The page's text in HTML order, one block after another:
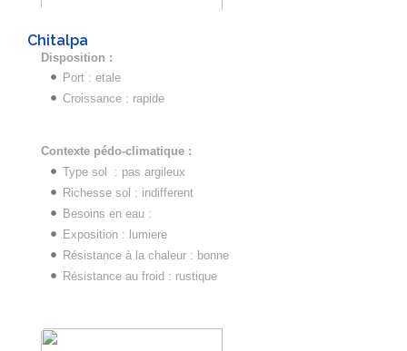
Chitalpa
Disposition :
Port : etale
Croissance : rapide
Contexte pédo-climatique :
Type sol : pas argileux
Richesse sol : indifferent
Besoins en eau :
Exposition : lumiere
Résistance à la chaleur : bonne
Résistance au froid : rustique